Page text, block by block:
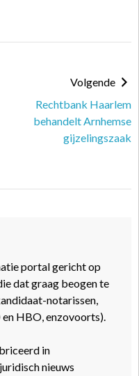
Volgende
Rechtbank Haarlem
behandelt Arnhemse
gijzelingszaak
portal gericht op
dat graag beogen te
notarissen,
HBO, enzovoorts).
in
nieuws